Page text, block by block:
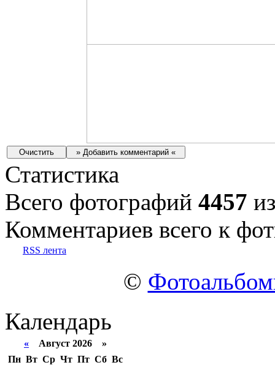
Статистика
Всего фотографий 4457
Комментариев всего к
RSS лента
©
Календарь
« Август 2026 »
Пн Вт Ср Чт Пт Сб Вс